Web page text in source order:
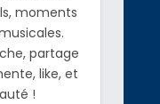
moments
partage
like, et
!